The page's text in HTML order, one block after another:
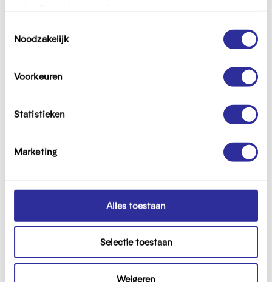
Noodzakelijk
Voorkeuren
Statistieken
Marketing
Alles toestaan
Selectie toestaan
Weigeren
Lees als leerkracht de handleiding.
Doorloop de presentatie en oefeningen met je
klas.
Moet ik het hele pakket doorlopen?
onderdelen wel spreiden over verschillende
momenten.
Dit heb je nodig